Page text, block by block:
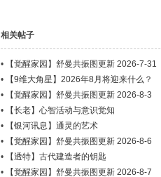
相关帖子
• 【觉醒家园】舒曼共振图更新 2026-7-31
•
【9维大角星】2026年8月将迎来什么？
•
【觉醒家园】舒曼共振图更新 2026-8-3
•
【长老】心智活动与意识觉知
•
【银河讯息】通灵的艺术
•
【觉醒家园】舒曼共振图更新 2026-8-6
•
【透特】古代建造者的钥匙
•
【觉醒家园】舒曼共振图更新 2026-8-7